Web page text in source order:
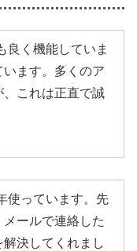
良く機能していま
ます。多くのア
これは正直で誠
使っています。先
ールで連絡した
決してくれまし